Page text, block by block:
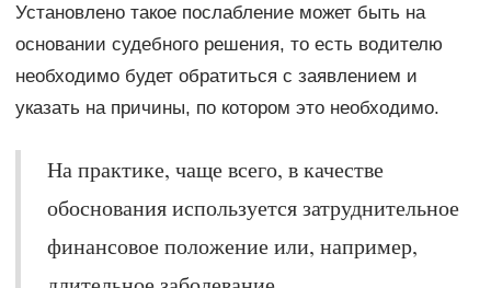
Установлено такое послабление может быть на
основании судебного решения, то есть водителю
необходимо будет обратиться с заявлением и
указать на причины, по котором это необходимо.
На практике, чаще всего, в качестве
обоснования используется затруднительное
финансовое положение или, например,